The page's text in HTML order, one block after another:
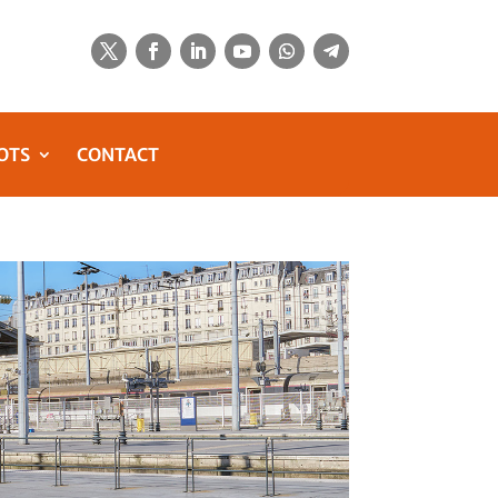
CONTACT